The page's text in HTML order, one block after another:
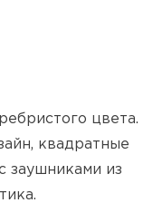
цвета.
квадратные
заушниками из